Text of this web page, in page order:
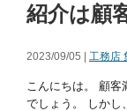
紹介は顧
2023/09/05 | 工務店
こんにちは。 顧
でしょう。 しかし、